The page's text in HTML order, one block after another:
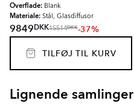
Overflade: Blank
Materiale: Stål, Glasdiffusor
9849DKK15514DKK-37%
TILFØJ TIL KURV
Lignende samlinger
RENOLIA